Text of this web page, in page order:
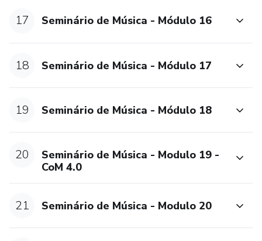
17 Seminário de Música - Módulo 16
18 Seminário de Música - Módulo 17
19 Seminário de Música - Módulo 18
20
Seminário de Música - Modulo 19 -
CoM 4.0
21 Seminário de Música - Modulo 20